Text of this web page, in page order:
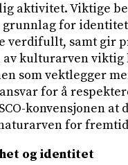
aktivitet. Viktige
for
verdifullt, samt gir
kulturarven viktig
som vektlegger
for å
konvensjonen at
for
og identitet